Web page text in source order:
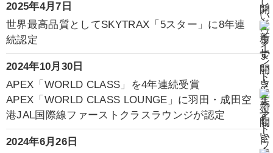
2025年4月7日
世界最高品質としてSKYTRAX「5スター」に8年連
続認定
2024年10月30日
APEX「WORLD CLASS」を4年連続受賞
APEX「WORLD CLASS LOUNGE」に羽田・成田空
港JAL国際線ファーストクラスラウンジが認定
2024年6月26日